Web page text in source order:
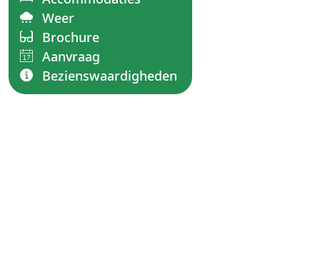
Weer
Brochure
Aanvraag
Bezienswaardigheden